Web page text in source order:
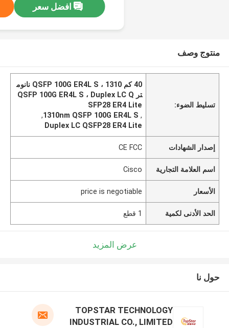
افضل سعر
منتوج وصف
تسليط الضوء:
40 كم QSFP 100G ER4L S ، 1310 نانوم
تر QSFP 100G ER4L S ، Duplex LC Q
SFP28 ER4 Lite
,
1310nm QSFP 100G ER4L S
,
Duplex LC QSFP28 ER4 Lite
إصدار الشهادات CE FCC
اسم العلامة التجارية Cisco
الأسعار price is negotiable
الحد الأدنى لكمية 1 قطع
عرض المزيد
حول نا
TOPSTAR TECHNOLOGY
INDUSTRIAL CO., LIMITED